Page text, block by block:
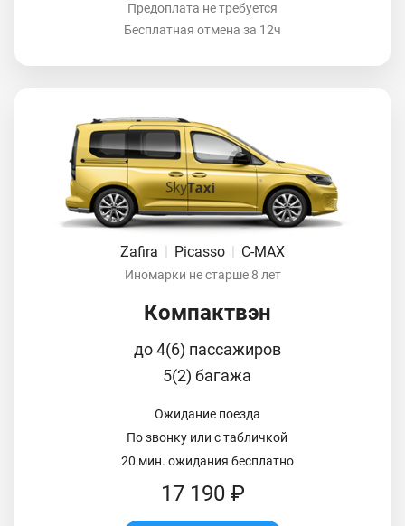
Предоплата не требуется
Бесплатная отмена за 12ч
Zafira | Picasso | C-MAX
Иномарки не старше 8 лет
Компактвэн
до 4(6) пассажиров
5(2) багажа
Ожидание поезда
По звонку или с табличкой
20 мин. ожидания бесплатно
17 190 ₽